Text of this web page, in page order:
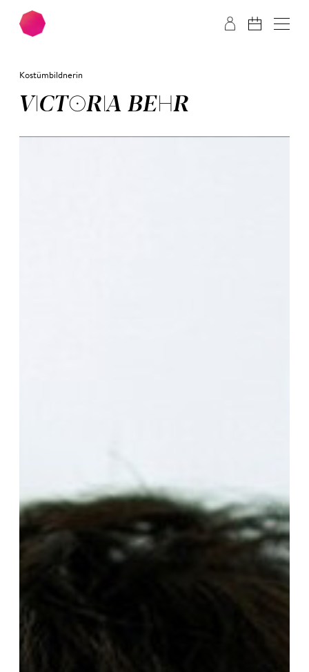
Zum Hauptinhalt springen Zum Footer springen
Kostümbildnerin
VIC­TO­RIA BEHR